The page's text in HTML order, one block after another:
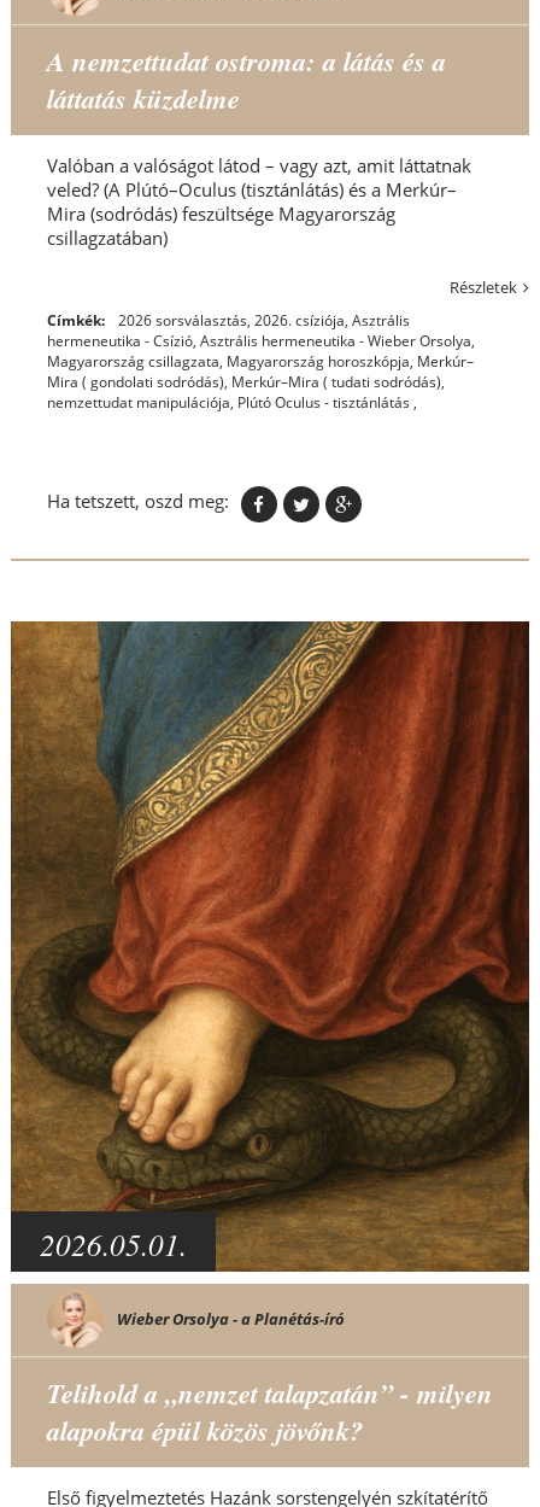
A nemzettudat ostroma: a látás és a
láttatás küzdelme
Valóban a valóságot látod – vagy azt, amit láttatnak
veled? (A Plútó–Oculus (tisztánlátás) és a Merkúr–
Mira (sodródás) feszültsége Magyarország
csillagzatában)
Részletek
Címkék: 2026 sorsválasztás, 2026. csíziója, Asztrális
hermeneutika - Csízió, Asztrális hermeneutika - Wieber Orsolya,
Magyarország csillagzata, Magyarország horoszkópja, Merkúr–
Mira ( gondolati sodródás), Merkúr–Mira ( tudati sodródás),
nemzettudat manipulációja, Plútó Oculus - tisztánlátás ,
Ha tetszett, oszd meg:
2026.05.01.
Wieber Orsolya - a Planétás-író
Telihold a „nemzet talapzatán” - milyen
alapokra épül közös jövőnk?
Első figyelmeztetés Hazánk sorstengelyén szkítatérítő